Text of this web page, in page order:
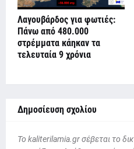
Λαγουβάρδος για φωτιές:
Πάνω από 480.000
στρέμματα κάηκαν τα
τελευταία 9 χρόνια
Δημοσίευση σχολίου
To kaliterilamia.gr σέβεται το